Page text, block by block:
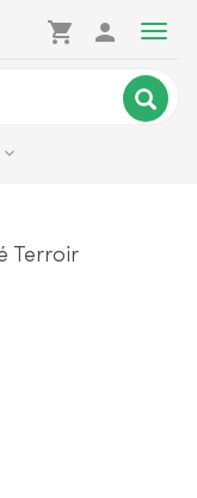
shopping_cart person
Terroir